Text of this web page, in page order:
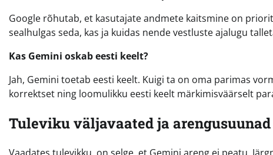
Google rõhutab, et kasutajate andmete kaitsmine on
sealhulgas seda, kas ja kuidas nende vestluste ajalugu
Kas Gemini oskab eesti keelt?
Jah, Gemini toetab eesti keelt. Kuigi ta on oma parimas
korrektset ning loomulikku eesti keelt märkimisväärselt
Tuleviku väljavaated ja arengusuunad